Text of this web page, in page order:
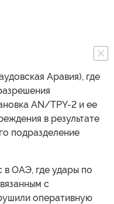
Аравия), где
AN/TPY-2 и ее
в результате
подразделение
в ОАЭ, где удары по
с
оперативную